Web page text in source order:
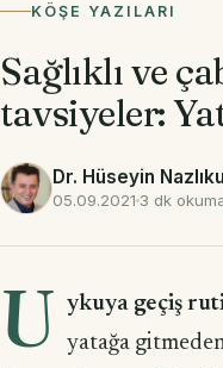
KÖŞE YAZILARI
Sağlıklı ve
tavsiyeler:
Dr. Hüseyin
05.09.2021 3 dk
U ykuya geçiş
yatağa